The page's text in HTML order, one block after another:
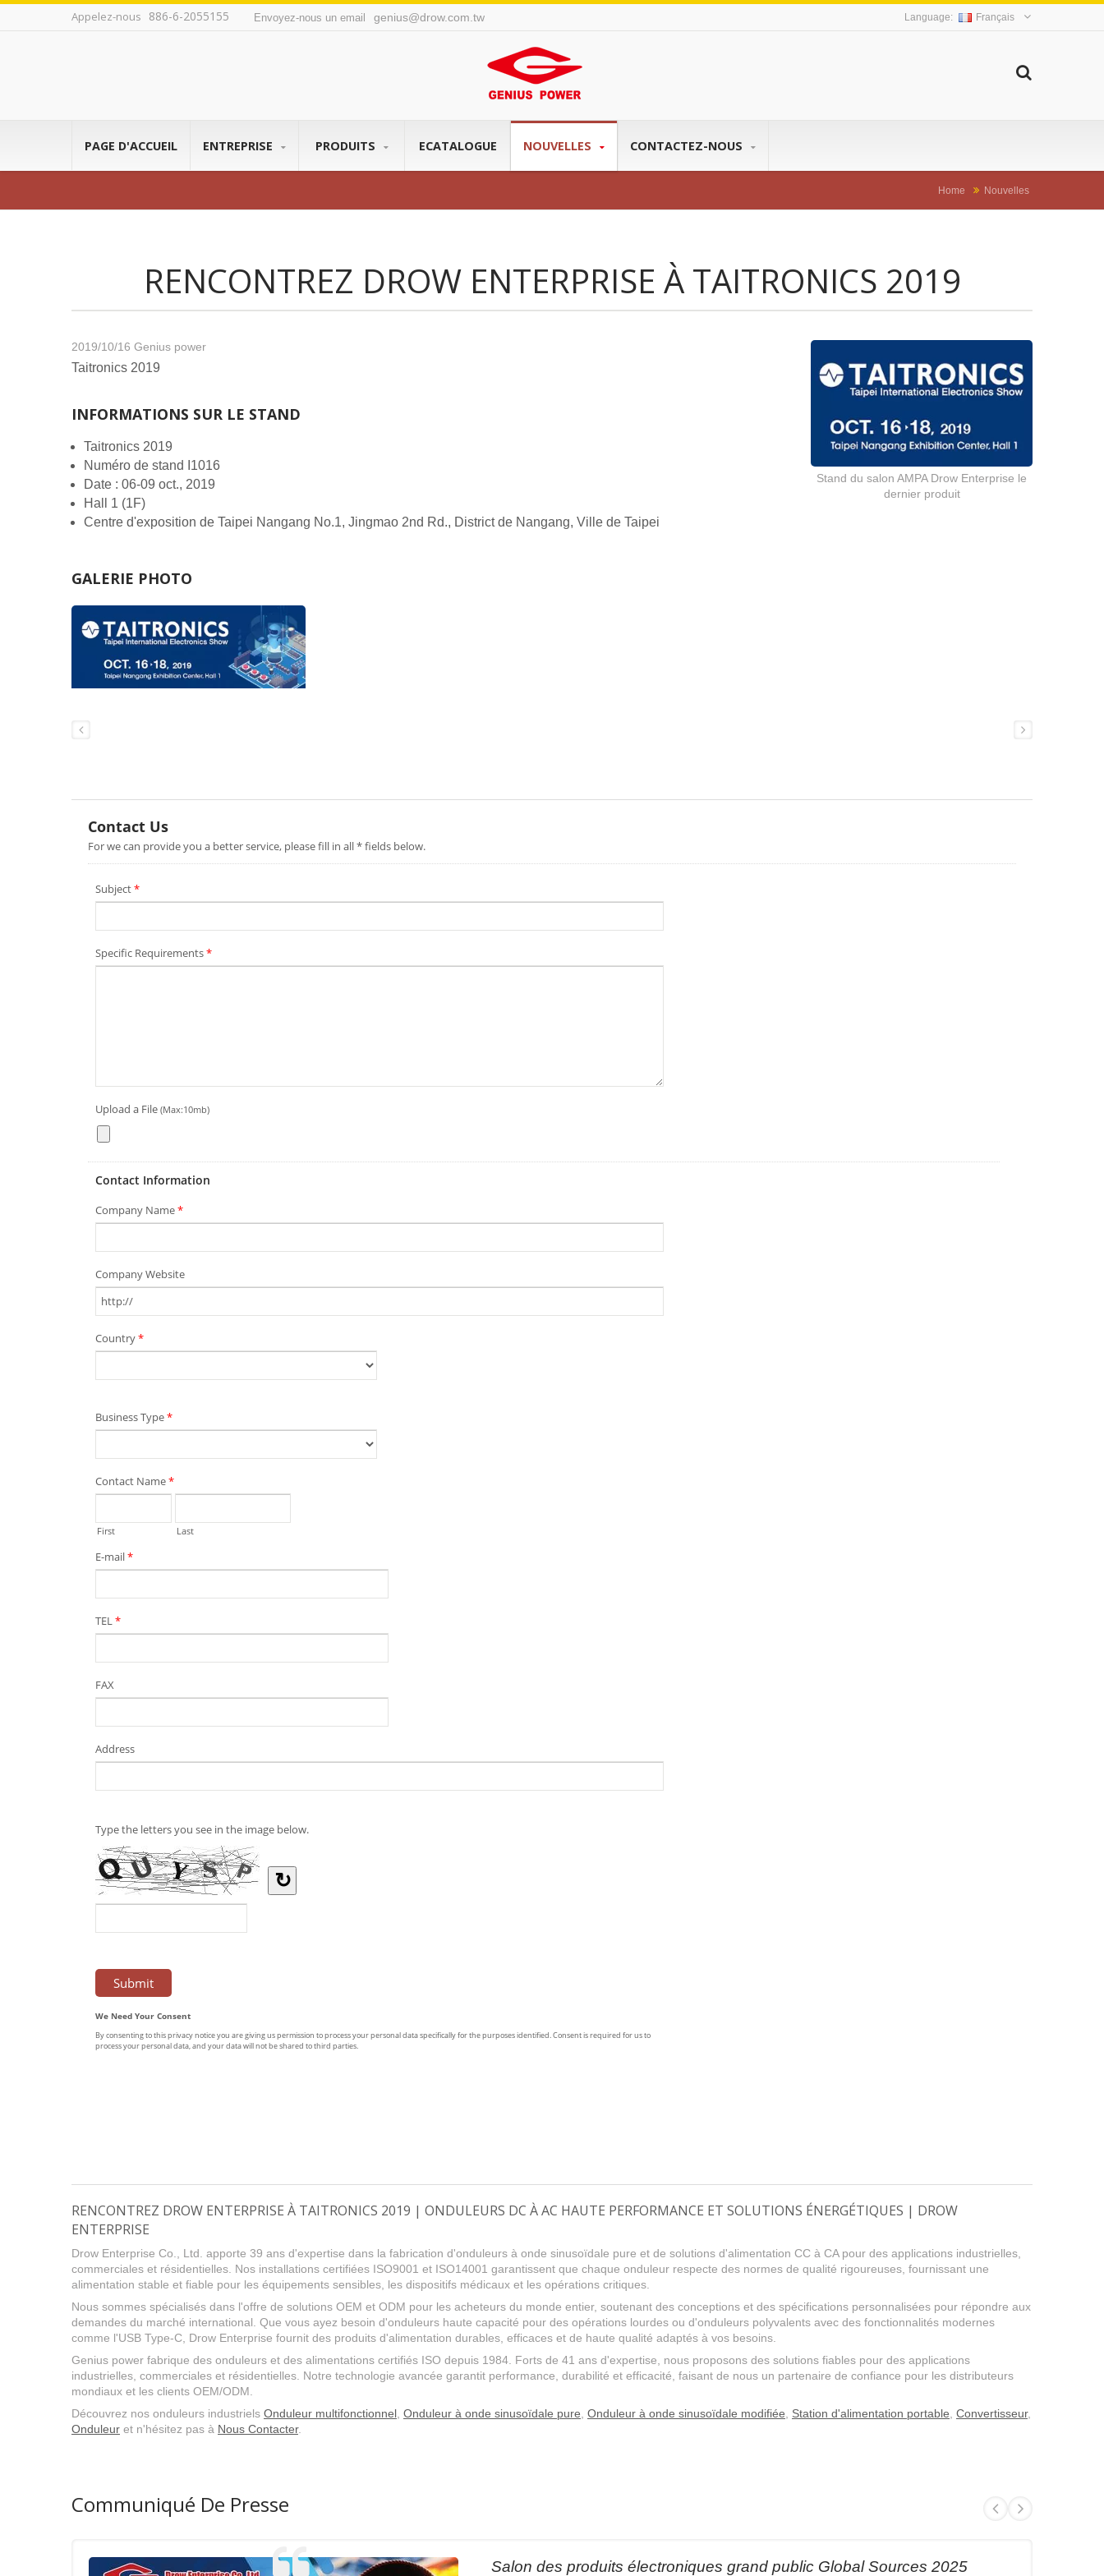
Appelez-nous 886-6-2055155 Envoyez-nous un email genius@drow.com.tw Français
PAGE D'ACCUEIL ENTREPRISE PRODUITS ECATALOGUE NOUVELLES CONTACTEZ-NOUS
Home Nouvelles
RENCONTREZ DROW ENTERPRISE À TAITRONICS 2019
2019/10/16 Genius power
Stand du salon AMPA Drow Enterprise le
dernier produit
Taitronics 2019
INFORMATIONS SUR LE STAND
Taitronics 2019
Numéro de stand I1016
Date : 06-09 oct., 2019
Hall 1 (1F)
Centre d'exposition de Taipei Nangang No.1, Jingmao 2nd Rd., District de Nangang, Ville de Taipei
GALERIE PHOTO
RENCONTREZ DROW ENTERPRISE À TAITRONICS 2019 | ONDULEURS DC À AC HAUTE PERFORMANCE ET SOLUTIONS ÉNERGÉTIQUES | DROW
ENTERPRISE
Drow Enterprise Co., Ltd. apporte 39 ans d'expertise dans la fabrication d'onduleurs à onde sinusoïdale pure et de solutions d'alimentation CC à CA pour des applications industrielles,
commerciales et résidentielles. Nos installations certifiées ISO9001 et ISO14001 garantissent que chaque onduleur respecte des normes de qualité rigoureuses, fournissant une
alimentation stable et fiable pour les équipements sensibles, les dispositifs médicaux et les opérations critiques.
Nous sommes spécialisés dans l'offre de solutions OEM et ODM pour les acheteurs du monde entier, soutenant des conceptions et des spécifications personnalisées pour répondre aux
demandes du marché international. Que vous ayez besoin d'onduleurs haute capacité pour des opérations lourdes ou d'onduleurs polyvalents avec des fonctionnalités modernes
comme l'USB Type-C, Drow Enterprise fournit des produits d'alimentation durables, efficaces et de haute qualité adaptés à vos besoins.
Genius power fabrique des onduleurs et des alimentations certifiés ISO depuis 1984. Forts de 41 ans d'expertise, nous proposons des solutions fiables pour des applications
industrielles, commerciales et résidentielles. Notre technologie avancée garantit performance, durabilité et efficacité, faisant de nous un partenaire de confiance pour les distributeurs
mondiaux et les clients OEM/ODM.
Découvrez nos onduleurs industriels Onduleur multifonctionnel , Onduleur à onde sinusoïdale pure, Onduleur à onde sinusoïdale modifiée, Station d'alimentation portable, Convertisseur,
Onduleur et n'hésitez pas à Nous Contacter.
Communiqué De Presse
Salon des produits électroniques grand public Global Sources 2025